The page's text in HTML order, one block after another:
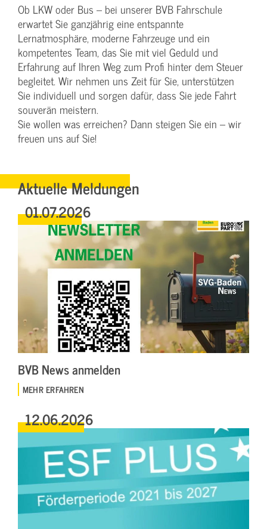
Ob LKW oder Bus – bei unserer BVB Fahrschule
erwartet Sie ganzjährig eine entspannte
Lernatmosphäre, moderne Fahrzeuge und ein
kompetentes Team, das Sie mit viel Geduld und
Erfahrung auf Ihren Weg zum Profi hinter dem Steuer
begleitet. Wir nehmen uns Zeit für Sie, unterstützen
Sie individuell und sorgen dafür, dass Sie jede Fahrt
souverän meistern.
Sie wollen was erreichen? Dann steigen Sie ein – wir
freuen uns auf Sie!
Aktuelle Meldungen
01.07.2026
BVB News anmelden
MEHR ERFAHREN
12.06.2026